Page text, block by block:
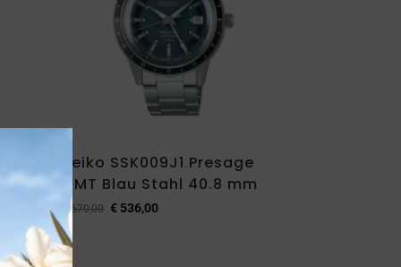
Seiko SSK009J1 Presage
GMT Blau Stahl 40.8 mm
670,00 € 536,00